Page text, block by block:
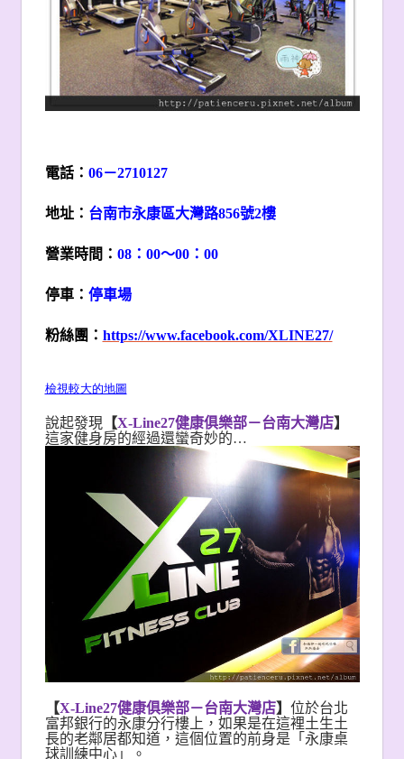
電話： 06－2710127
地址： 台南市永康區大灣路856號2樓
營業時間： 08：00～00：00
停車： 停車場
粉絲團： https://www.facebook.com/XLINE27/
檢視較大的地圖
說起發現 【X-Line27健康俱樂部－台南大灣店】
這家健身房的經過還蠻奇妙的…
【X-Line27健康俱樂部－台南大灣店】 位於台北
富邦銀行的永康分行樓上，如果是在這裡土生土
長的老鄰居都知道，這個位置的前身是「永康桌
球訓練中心」。